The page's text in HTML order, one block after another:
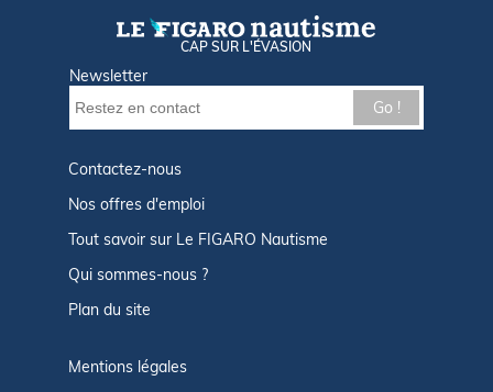
CAP SUR L'ÉVASION
Newsletter
Go !
Contactez-nous
Nos offres d'emploi
Tout savoir sur Le FIGARO Nautisme
Qui sommes-nous ?
Plan du site
Mentions légales